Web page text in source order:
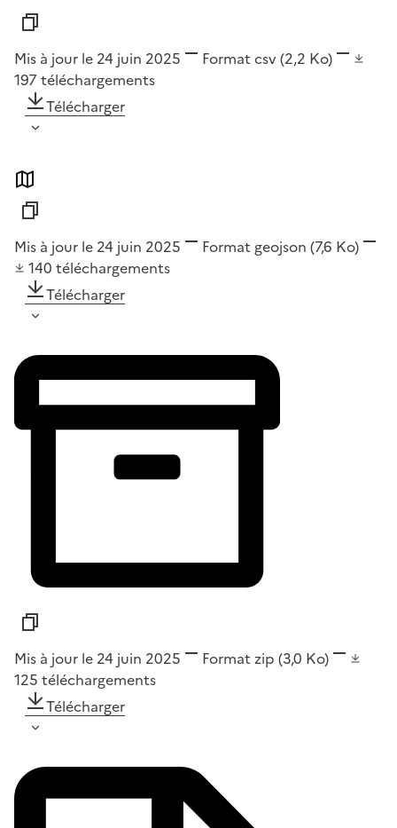
Mis à jour le 24 juin 2025 Format csv(2,2 Ko)
197 téléchargements
Télécharger
Mis à jour le 24 juin 2025 Format geojson (7,6 Ko)
140 téléchargements
Télécharger
Mis à jour le 24 juin 2025 Format zip (3,0 Ko)
125 téléchargements
Télécharger